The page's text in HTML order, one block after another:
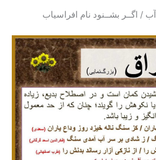
اگــر بشــنود نام افراسیاب